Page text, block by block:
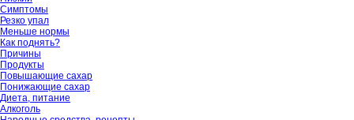
Симптомы
Резко упал
Меньше нормы
Как поднять?
Причины
Продукты
Повышающие сахар
Понижающие сахар
Диета, питание
Алкоголь